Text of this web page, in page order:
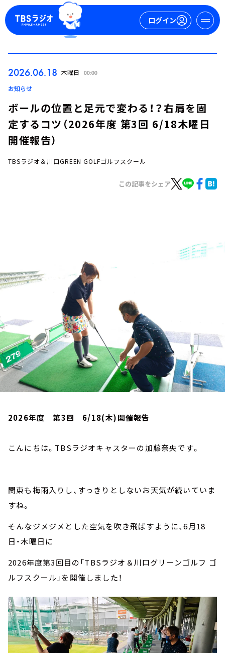
ログイン
2026.06.18 木曜日 00:00
お知らせ
ボールの位置と足元で変わる！？右肩を固
定するコツ（2026年度 第3回 6/18木曜日
開催報告）
TBSラジオ＆川口GREEN GOLFゴルフスクール
この記事をシェア
2026年度 第3回 6/18(木)開催報告
こんにちは。TBSラジオキャスターの加藤奈央です。
関東も梅雨入りし、すっきりとしないお天気が続いていま
すね。
そんなジメジメとした空気を吹き飛ばすように、6月18
日・木曜日に
2026年度第3回目の「TBSラジオ＆川口グリーンゴルフ ゴ
ルフスクール」を開催しました！